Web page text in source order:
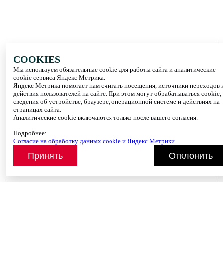
COOKIES
Мы используем обязательные cookie для работы сайта и аналитические
cookie сервиса Яндекс Метрика.
Яндекс Метрика помогает нам считать посещения, источники переходов
действия пользователей на сайте. При этом могут обрабатываться cookie,
сведения об устройстве, браузере, операционной системе и действиях на
страницах сайта.
Аналитические cookie включаются только после вашего согласия.
Подробнее:
Согласие на обработку данных cookie и Яндекс Метрики
Принять Отклонить